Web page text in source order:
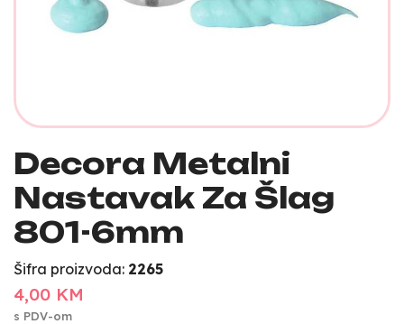
Decora Metalni
Nastavak Za Šlag
801-6mm
Šifra proizvoda: 2265
4,00 KM
s PDV-om